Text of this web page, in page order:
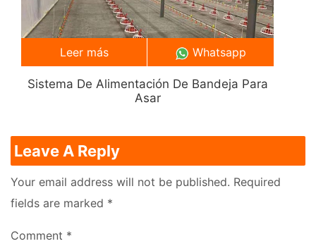
Sistema De Alimentación De Bandeja Para
Asar
Leer más Whatsapp
Leave A Reply
Your email address will not be published. Required
fields are marked *
Comment *